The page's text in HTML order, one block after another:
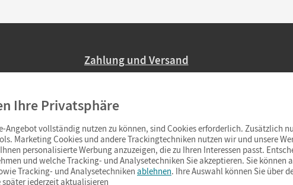
Zahlung und Versand
Ab 59,– EUR Bestellwert liefern wir
(Lieferung in 3–6 Tagen).
Ihre Privatsphäre
Angebot vollständig nutzen zu können, sind Cookies erforderlich. Zusätzlich
Marketing Cookies und andere Trackingtechniken nutzen wir und unsere
personalisierte Werbung anzuzeigen, die zu Ihren Interessen passt.
und welche Tracking- und Analysetechniken Sie akzeptieren. Sie können
Tracking- und Analysetechniken ablehnen. Ihre Auswahl können Sie über
später jederzeit aktualisieren